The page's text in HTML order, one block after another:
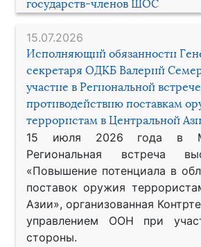
государств-членов ШОС
15.07.2026
Исполняющий обязанности
секретаря ОДКБ Валерий
участие в Региональной
противодействию поставкам
террористам в Центральной
15 июля 2026 года в
Региональная встреча
«Повышение потенциала в
поставок оружия
Азии», организованная
управлением ООН при
стороны.